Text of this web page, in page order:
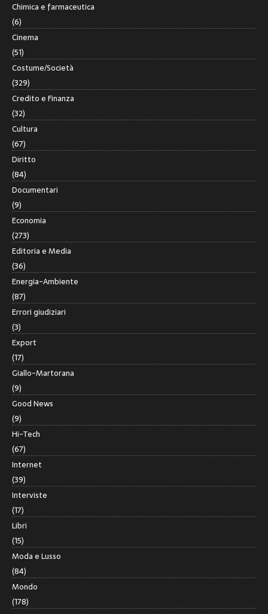
Chimica e farmaceutica
(6)
Cinema
(51)
Costume/Società
(329)
Credito e Finanza
(32)
Cultura
(67)
Diritto
(84)
Documentari
(9)
Economia
(273)
Editoria e Media
(36)
Energia-Ambiente
(87)
Errori giudiziari
(3)
Export
(17)
Giallo-Martorana
(9)
Good News
(9)
Hi-Tech
(67)
Internet
(39)
Interviste
(17)
Libri
(15)
Moda e Lusso
(84)
Mondo
(178)